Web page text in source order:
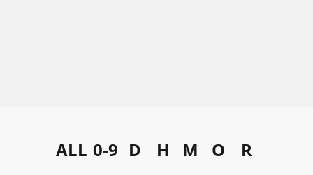
ALL 0-9 D H M O R